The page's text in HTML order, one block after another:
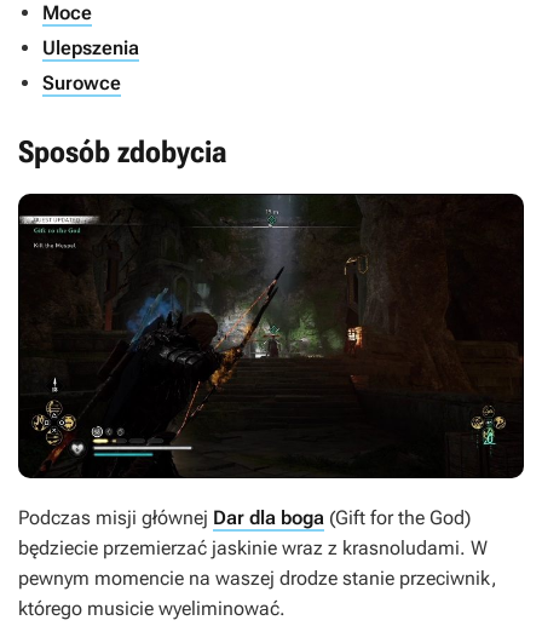
Moce
Ulepszenia
Surowce
Sposób zdobycia
Podczas misji głównej Dar dla boga (Gift for the God)
będziecie przemierzać jaskinie wraz z krasnoludami. W
pewnym momencie na waszej drodze stanie przeciwnik,
którego musicie wyeliminować.